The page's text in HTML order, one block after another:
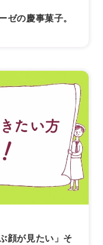
ゼの慶事菓子。
顔が見たい」そ